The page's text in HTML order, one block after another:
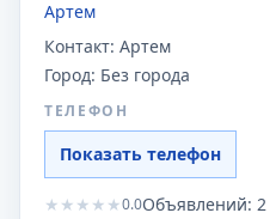
Артем
Контакт: Артем
Город: Без города
ТЕЛЕФОН
Показать телефон
★ ★ ★ ★ ★0.0Объявлений: 2